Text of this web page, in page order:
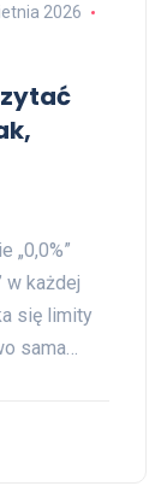
2026
„0,0%”
w każdej
się limity
sama…